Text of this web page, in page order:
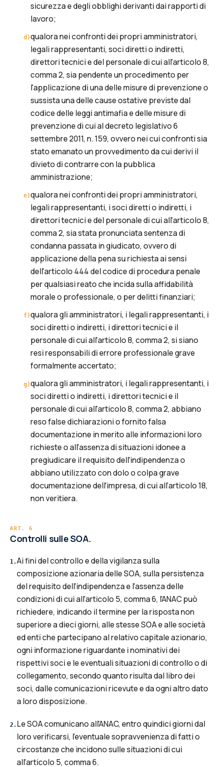
sicurezza e degli obblighi derivanti dai rapporti di
lavoro;
d )qualora nei confronti dei propri amministratori,
legali rappresentanti, soci diretti o indiretti,
direttori tecnici e del personale di cui all'articolo 8,
comma 2, sia pendente un procedimento per
l'applicazione di una delle misure di prevenzione o
sussista una delle cause ostative previste dal
codice delle leggi antimafia e delle misure di
prevenzione di cui al decreto legislativo 6
settembre 2011, n. 159, ovvero nei cui confronti sia
stato emanato un provvedimento da cui derivi il
divieto di contrarre con la pubblica
amministrazione;
e)qualora nei confronti dei propri amministratori,
legali rappresentanti, i soci diretti o indiretti, i
direttori tecnici e del personale di cui all'articolo 8,
comma 2, sia stata pronunciata sentenza di
condanna passata in giudicato, ovvero di
applicazione della pena su richiesta ai sensi
dell'articolo 444 del codice di procedura penale
per qualsiasi reato che incida sulla affidabilità
morale o professionale, o per delitti finanziari;
f)qualora gli amministratori, i legali rappresentanti, i
soci diretti o indiretti, i direttori tecnici e il
personale di cui all'articolo 8, comma 2, si siano
resi responsabili di errore professionale grave
formalmente accertato;
g)qualora gli amministratori, i legali rappresentanti, i
soci diretti o indiretti, i direttori tecnici e il
personale di cui all'articolo 8, comma 2, abbiano
reso false dichiarazioni o fornito falsa
documentazione in merito alle informazioni loro
richieste o all'assenza di situazioni idonee a
pregiudicare il requisito dell'indipendenza o
abbiano utilizzato con dolo o colpa grave
documentazione dell'impresa, di cui all’articolo 18,
non veritiera.
ART. 6
Controlli sulle SOA.
1.Ai fini del controllo e della vigilanza sulla
composizione azionaria delle SOA, sulla persistenza
del requisito dell'indipendenza e l'assenza delle
condizioni di cui all'articolo 5, comma 6, l'ANAC può
richiedere, indicando il termine per la risposta non
superiore a dieci giorni, alle stesse SOA e alle società
ed enti che partecipano al relativo capitale azionario,
ogni informazione riguardante i nominativi dei
rispettivi soci e le eventuali situazioni di controllo o di
collegamento, secondo quanto risulta dal libro dei
soci, dalle comunicazioni ricevute e da ogni altro dato
a loro disposizione.
2. Le SOA comunicano all'ANAC, entro quindici giorni dal
loro verificarsi, l'eventuale sopravvenienza di fatti o
circostanze che incidono sulle situazioni di cui
all'articolo 5, comma 6.